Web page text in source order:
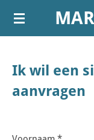
Ga
hoofdinhoud
Ik wil een
aanvragen